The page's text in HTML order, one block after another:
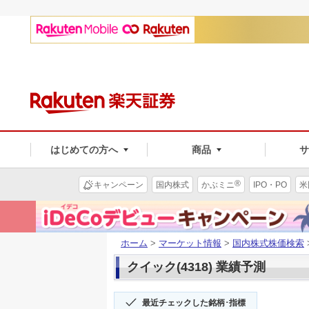
はじめての方へ 商品
キャンペーン 国内株式 かぶミニ® IPO・PO
ホーム > マーケット情報 > 国内株式株価検索
クイック(4318) 業績予測
最近チェックした銘柄･指標